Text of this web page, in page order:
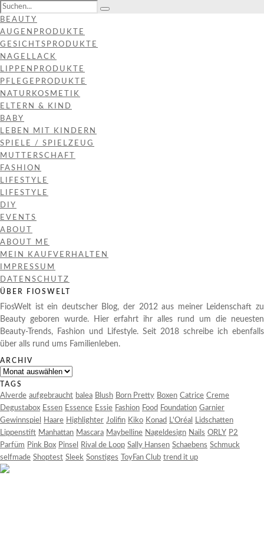
BEAUTY
AUGENPRODUKTE
GESICHTSPRODUKTE
NAGELLACK
LIPPENPRODUKTE
PFLEGEPRODUKTE
NATURKOSMETIK
ELTERN & KIND
BABY
LEBEN MIT KINDERN
SPIELE / SPIELZEUG
MUTTERSCHAFT
FASHION
LIFESTYLE
LIFESTYLE
DIY
EVENTS
ABOUT
ABOUT ME
MEIN KAUFVERHALTEN
IMPRESSUM
DATENSCHUTZ
ÜBER FIOSWELT
FiosWelt ist ein deutscher Blog, der 2012 aus meiner Leidenschaft zu
Beauty geboren wurde. Hier erfahrt ihr alles rund um die neuesten
Beauty-Trends, Fashion und Lifestyle. Seit 2018 schreibe ich ebenfalls
über alls rund ums Familienleben.
ARCHIV
Archiv
TAGS
Alverde aufgebraucht balea Blush Born Pretty Boxen Catrice Creme
Degustabox Essen Essence Essie Fashion Food Foundation Garnier
Gewinnspiel
Haare Highlighter Jolifin Kiko Konad L'Oréal
Lidschatten
Lippenstift Manhattan Mascara Maybelline Nageldesign Nails ORLY P2
Parfüm Pink Box Pinsel Rival de Loop Sally Hansen Schaebens Schmuck
selfmade Shoptest Sleek Sonstiges ToyFan Club trend it up